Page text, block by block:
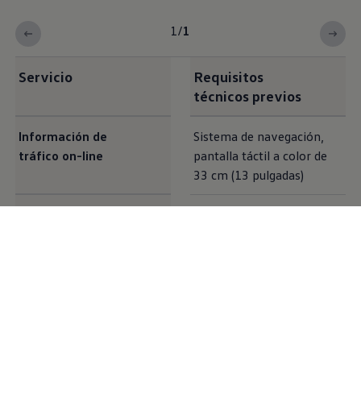
1/1
Servicio
Requisitos
técnicos previos
Información de
tráfico on-line
Sistema de navegación,
pantalla táctil a color de
33 cm (13 pulgadas)